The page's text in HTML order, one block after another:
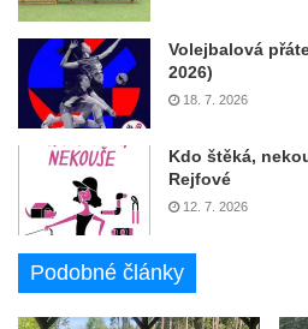
Volejbalová
2026)
18. 7. 2026
Kdo štěká,
Rejfové
12. 7. 2026
Podobné články